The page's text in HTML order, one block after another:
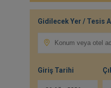
Gidilecek Yer / Tesis
Giriş Tarihi